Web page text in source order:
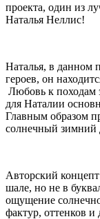
проекта, один из
Наталья Неллис!
Наталья, в данном
героев, он
Любовь к походам
для Наталии
Главным образом
солнечный зимний
Авторский
шале, но не в
ощущение
фактур, оттенков и